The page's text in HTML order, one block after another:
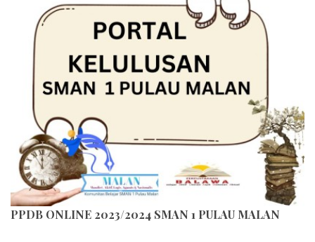
PPDB ONLINE 2023/2024 SMAN 1 PULAU MALAN